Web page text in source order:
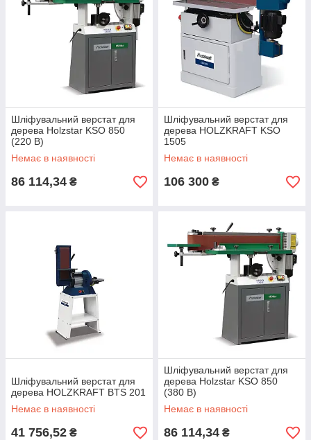
Шліфувальний верстат для
дерева Holzstar KSO 850
(220 В)
Немає в наявності
86 114,34 ₴
Шліфувальний верстат для
дерева HOLZKRAFT KSO
1505
Немає в наявності
106 300 ₴
Шліфувальний верстат для
дерева HOLZKRAFT BTS 201
Немає в наявності
41 756,52 ₴
Шліфувальний верстат для
дерева Holzstar KSO 850
(380 В)
Немає в наявності
86 114,34 ₴